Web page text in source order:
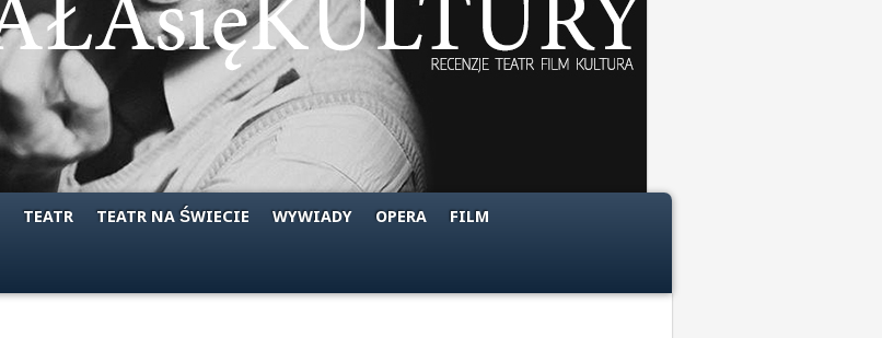
TEATR TEATR NA ŚWIECIE WYWIADY OPERA FILM